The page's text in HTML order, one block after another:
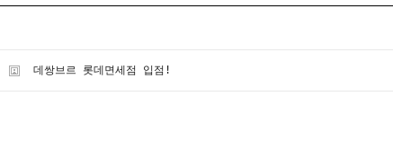
데쌍브르 롯데면세점 입점!